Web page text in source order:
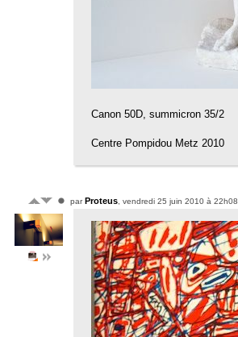
Canon 50D, summicron 35/2
Centre Pompidou Metz 2010
parProteus , vendredi 25 juin 2010 à 22h08